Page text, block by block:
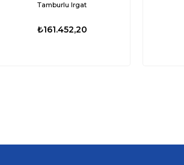
Tamburlu Irgat
₺161.452,20